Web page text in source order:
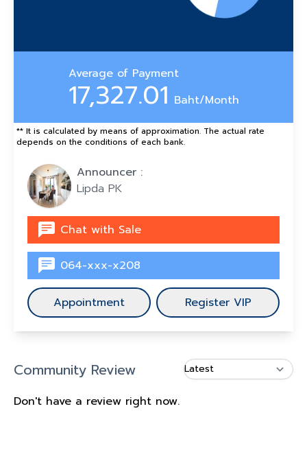
Announcer :
Lipda PK
Chat with Sale
064-xxx-x208
Appointment Register VIP
Average of Payment
17,327.01 Baht/Month
** It is calculated by means of approximation. The actual rate
depends on the conditions of each bank.
Community Review
Don't have a review right now.